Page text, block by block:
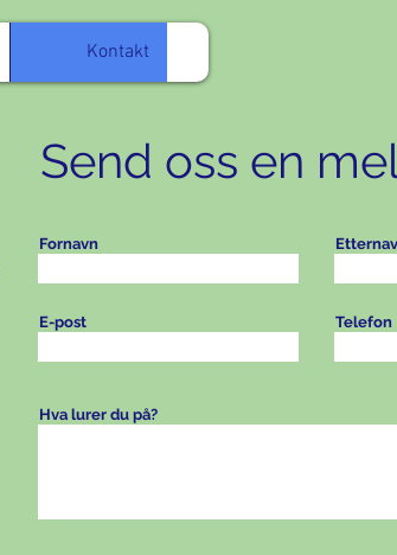
Kontakt
Send oss en
Fornavn
E-post Telefon
Hva lurer du på?